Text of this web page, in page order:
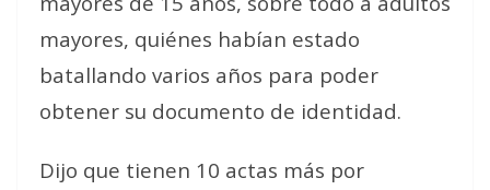
mayores, quiénes habían estado
batallando varios años para poder
obtener su documento de identidad.
Dijo que tienen 10 actas más por